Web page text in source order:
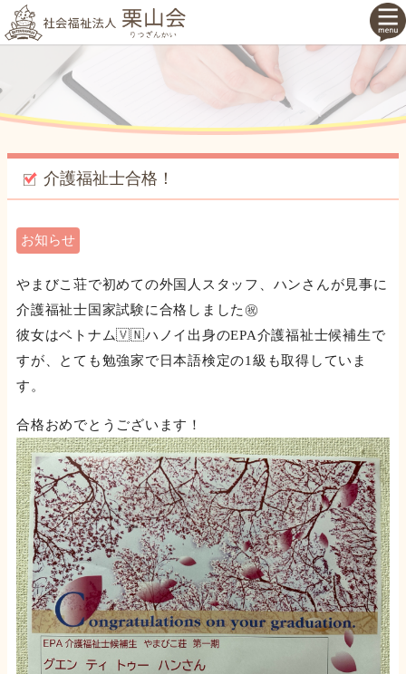
介護福祉士合格！
お知らせ
やまびこ荘で初めての外国人スタッフ、ハンさんが見事に
介護福祉士国家試験に合格しました㊗️
彼女はベトナム🇻🇳ハノイ出身のEPA介護福祉士候補生で
すが、とても勉強家で日本語検定の1級も取得していま
す。
合格おめでとうございます！